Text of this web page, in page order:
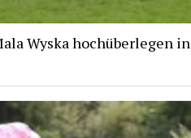
Wyska hochüberlegen in